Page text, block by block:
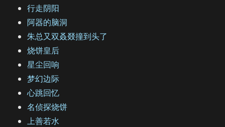
行走阴阳
阿器的脑洞
朱总又双叒叕撞到头了
烧饼皇后
星尘回响
梦幻边际
心跳回忆
名侦探烧饼
上善若水